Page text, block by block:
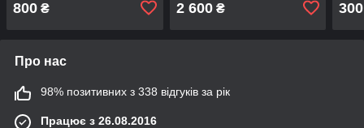
800 ₴ 2 600₴ 300
Про нас
98% позитивних з 338 відгуків за рік
Працює з 26.08.2016